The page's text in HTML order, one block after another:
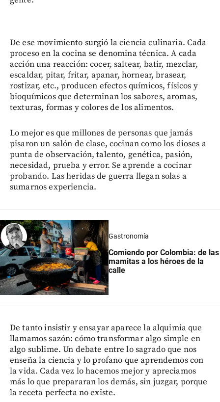
De ese movimiento surgió la ciencia culinaria. Cada
proceso en la cocina se denomina técnica. A cada
acción una reacción: cocer, saltear, batir, mezclar,
escaldar, pitar, fritar, apanar, hornear, brasear,
rostizar, etc., producen efectos químicos, físicos y
bioquímicos que determinan los sabores, aromas,
texturas, formas y colores de los alimentos.
Lo mejor es que millones de personas que jamás
pisaron un salón de clase, cocinan como los dioses a
punta de observación, talento, genética, pasión,
necesidad, prueba y error. Se aprende a cocinar
probando. Las heridas de guerra llegan solas a
sumarnos experiencia.
Gastronomía
Comiendo por Colombia: de las
mamitas a los héroes de la
calle
De tanto insistir y ensayar aparece la alquimia que
llamamos sazón: cómo transformar algo simple en
algo sublime. Un debate entre lo sagrado que nos
enseña la ciencia y lo profano que aprendemos con
la vida. Cada vez lo hacemos mejor y apreciamos
más lo que prepararan los demás, sin juzgar, porque
la receta perfecta no existe.